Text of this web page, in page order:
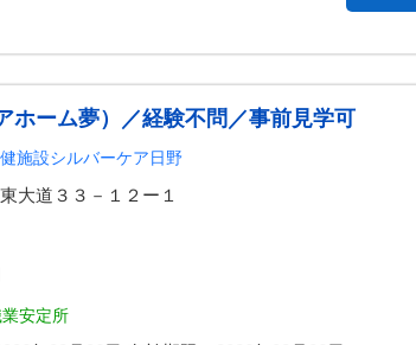
ホーム夢）／経験不問／事前見学可
施設シルバーケア日野
大道３３－１２ー１
安定所